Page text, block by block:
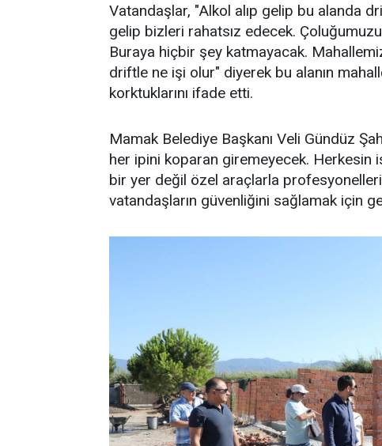
Vatandaşlar, "Alkol alıp gelip bu alanda
gelip bizleri rahatsız edecek.
Buraya hiçbir şey katmayacak.
driftle ne işi olur" diyerek bu alanın
korktuklarını ifade etti.
Mamak Belediye Başkanı Veli Gündüz
her ipini koparan giremeyecek. Herkesin
bir yer değil özel araçlarla
vatandaşların güvenliğini sağlamak için